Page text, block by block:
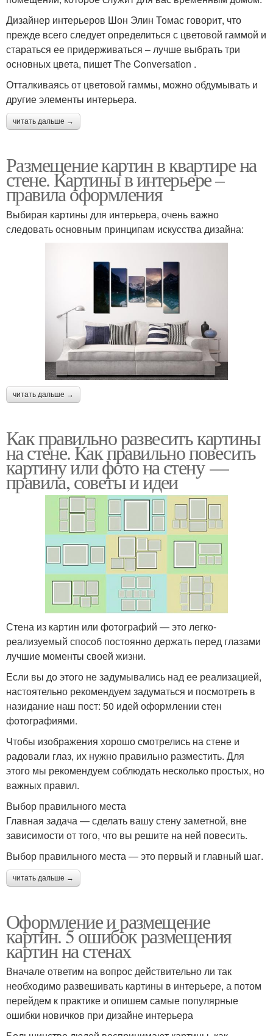
Дизайнер интерьеров Шон Элин Томас говорит, что
прежде всего следует определиться с цветовой гаммой и
стараться ее придерживаться – лучше выбрать три
основных цвета, пишет The Conversation .
Отталкиваясь от цветовой гаммы, можно обдумывать и
другие элементы интерьера.
читать дальше →
Размещение картин в квартире на
стене. Картины в интерьере –
правила оформления
Выбирая картины для интерьера, очень важно
следовать основным принципам искусства дизайна:
читать дальше →
Как правильно развесить картины
на стене. Как правильно повесить
картину или фото на стену —
правила, советы и идеи
Стена из картин или фотографий — это легко-
реализуемый способ постоянно держать перед глазами
лучшие моменты своей жизни.
Если вы до этого не задумывались над ее реализацией,
настоятельно рекомендуем задуматься и посмотреть в
назидание наш пост: 50 идей оформлении стен
фотографиями.
Чтобы изображения хорошо смотрелись на стене и
радовали глаз, их нужно правильно разместить. Для
этого мы рекомендуем соблюдать несколько простых, но
важных правил.
Выбор правильного места
Главная задача — сделать вашу стену заметной, вне
зависимости от того, что вы решите на ней повесить.
Выбор правильного места — это первый и главный шаг.
читать дальше →
Оформление и размещение
картин. 5 ошибок размещения
картин на стенах
Вначале ответим на вопрос действительно ли так
необходимо развешивать картины в интерьере, а потом
перейдем к практике и опишем самые популярные
ошибки новичков при дизайне интерьера